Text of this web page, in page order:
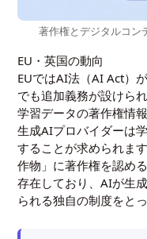
著作権とデジタルコン
EU・英国の動向
EUではAI法（AI Act）
でも追加義務が設けら
学習データの著作権情
生成AIプロバイダーは
することが求められま
作物」に著作権を認め
存在しており、AIが生
られる独自の制度をとっ